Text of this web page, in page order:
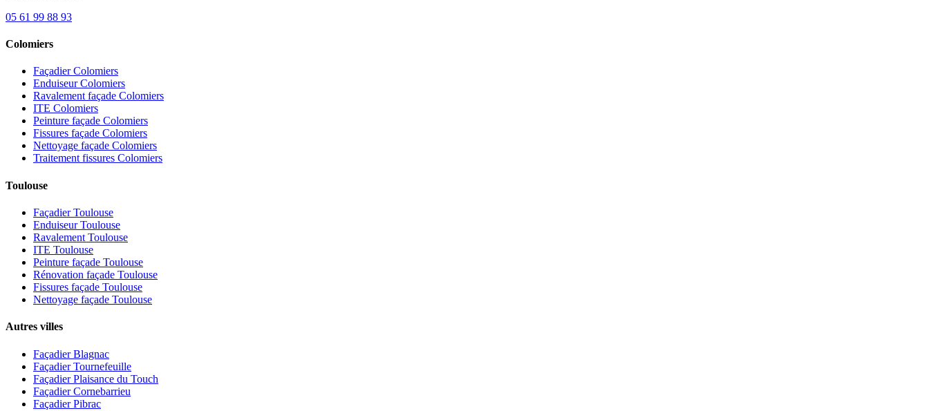
05 61 99 88 93
Colomiers
Façadier Colomiers
Enduiseur Colomiers
Ravalement façade Colomiers
ITE Colomiers
Peinture façade Colomiers
Fissures façade Colomiers
Nettoyage façade Colomiers
Traitement fissures Colomiers
Toulouse
Façadier Toulouse
Enduiseur Toulouse
Ravalement Toulouse
ITE Toulouse
Peinture façade Toulouse
Rénovation façade Toulouse
Fissures façade Toulouse
Nettoyage façade Toulouse
Autres villes
Façadier Blagnac
Façadier Tournefeuille
Façadier Plaisance du Touch
Façadier Cornebarrieu
Façadier Pibrac